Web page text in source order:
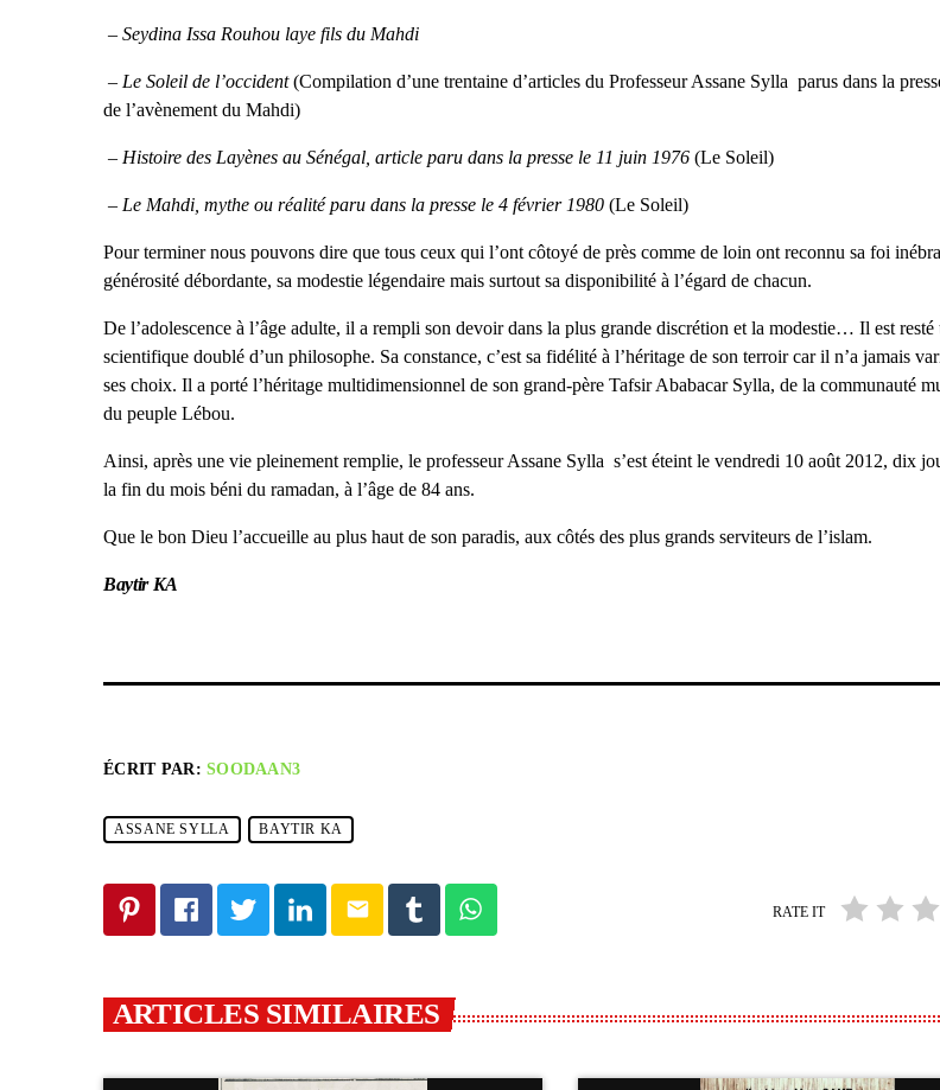
– Seydina Issa Rouhou laye fils du Mahdi
– Le Soleil de l’occident(Compilation d’une trentaine d’articles du Professeur Assane Sylla parus dans la
de l’avènement du Mahdi)
– Histoire des Layènes au Sénégal, article paru dans la presse le 11 juin 1976 (Le Soleil)
– Le Mahdi, mythe ou réalité paru dans la presse le 4 février 1980 (Le Soleil)
Pour terminer nous pouvons dire que tous ceux qui l’ont côtoyé de près comme de loin ont reconnu sa foi
générosité débordante, sa modestie légendaire mais surtout sa disponibilité à l’égard de chacun.
De l’adolescence à l’âge adulte, il a rempli son devoir dans la plus grande discrétion et la modestie… Il est resté
scientifique doublé d’un philosophe. Sa constance, c’est sa fidélité à l’héritage de son terroir car il n’a jamais
ses choix. Il a porté l’héritage multidimensionnel de son grand-père Tafsir Ababacar Sylla, de la communauté
du peuple Lébou.
Ainsi, après une vie pleinement remplie, le professeur Assane Sylla s’est éteint le vendredi 10 août 2012, dix
la fin du mois béni du ramadan, à l’âge de 84 ans.
Que le bon Dieu l’accueille au plus haut de son paradis, aux côtés des plus grands serviteurs de l’islam.
Baytir KA
ÉCRIT PAR:SOODAAN3
ASSANE SYLLA BAYTIR KA
email RATE IT
ARTICLES SIMILAIRES